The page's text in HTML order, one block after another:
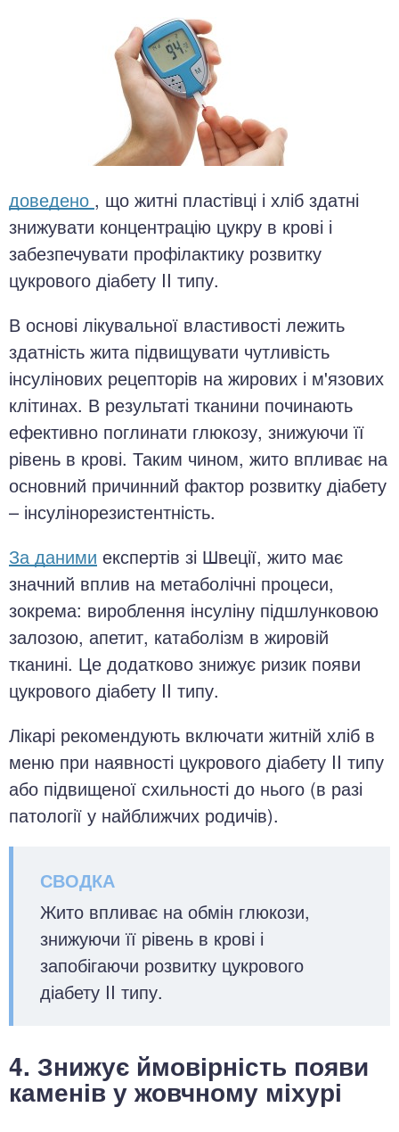
доведено , що житні пластівці і хліб здатні
знижувати концентрацію цукру в крові і
забезпечувати профілактику розвитку
цукрового діабету II типу.
В основі лікувальної властивості лежить
здатність жита підвищувати чутливість
інсулінових рецепторів на жирових і м'язових
клітинах. В результаті тканини починають
ефективно поглинати глюкозу, знижуючи її
рівень в крові. Таким чином, жито впливає на
основний причинний фактор розвитку діабету
– інсулінорезистентність.
За даними експертів зі Швеції, жито має
значний вплив на метаболічні процеси,
зокрема: вироблення інсуліну підшлунковою
залозою, апетит, катаболізм в жировій
тканині. Це додатково знижує ризик появи
цукрового діабету II типу.
Лікарі рекомендують включати житній хліб в
меню при наявності цукрового діабету II типу
або підвищеної схильності до нього (в разі
патології у найближчих родичів).
Жито впливає на обмін глюкози,
знижуючи її рівень в крові і
запобігаючи розвитку цукрового
діабету II типу.
4. Знижує ймовірність появи
каменів у жовчному міхурі